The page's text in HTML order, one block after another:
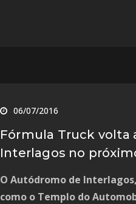
06/07/2016
Fórmula Truck volta
Interlagos no
O Autódromo de
como o Templo do